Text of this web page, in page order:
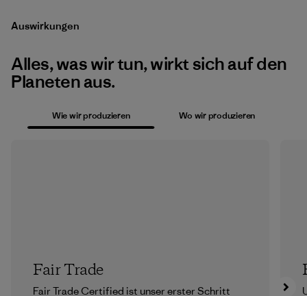
Auswirkungen
Alles, was wir tun, wirkt sich auf den
Planeten aus.
Wie wir produzieren Wo wir produzieren
Fair Trade
Fair Trade Certified ist unser erster Schritt